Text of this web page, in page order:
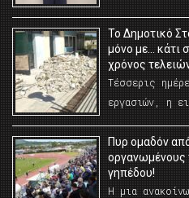
Το Δημοτικό
μόνο με… κάτι
χρόνος
Τέσσερις
εργασιών, η
Πυρ ομαδόν
οργανωμένους
γηπέδου!
Η μια